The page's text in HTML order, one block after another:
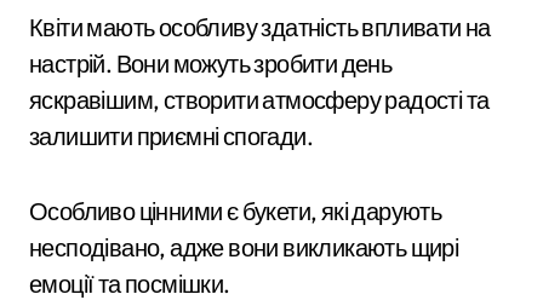
Квіти мають особливу здатність впливати на
настрій. Вони можуть зробити день
яскравішим, створити атмосферу радості та
залишити приємні спогади.
Особливо цінними є букети, які дарують
несподівано, адже вони викликають щирі
емоції та посмішки.